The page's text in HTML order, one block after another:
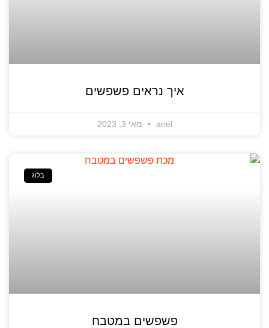
איך נראים פשפשים
ariel מאי 3, 2023
בלוג
פשפשים במטבח